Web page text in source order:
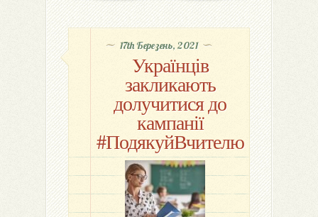
17th Березень, 2021
Українців
закликають
долучитися до
кампанії
#ПодякуйВчителю